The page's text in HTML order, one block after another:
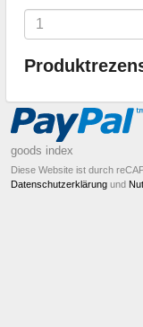
goods index
Diese Website ist durch
Datenschutzerklärung und